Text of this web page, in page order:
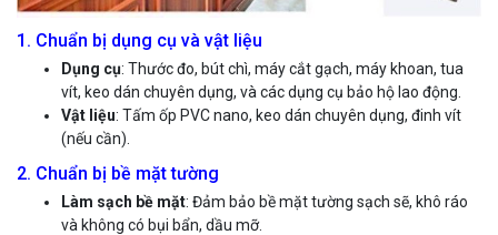
1. Chuẩn bị dụng cụ và vật liệu
Dụng cụ: Thước đo, bút chì, máy cắt gạch, máy khoan, tua
vít, keo dán chuyên dụng, và các dụng cụ bảo hộ lao động.
Vật liệu: Tấm ốp PVC nano, keo dán chuyên dụng, đinh vít
(nếu cần).
2. Chuẩn bị bề mặt tường
Làm sạch bề mặt: Đảm bảo bề mặt tường sạch sẽ, khô ráo
và không có bụi bẩn, dầu mỡ.